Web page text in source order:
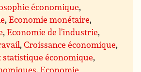
économique,
,Economie monétaire,
,Economie de l’industrie,
,Croissance économique,
économique,
,Economie